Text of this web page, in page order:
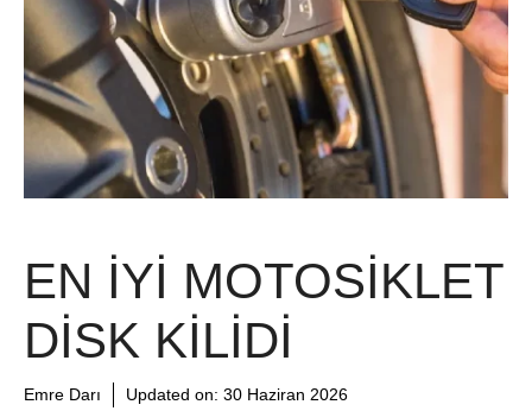
EN İYI MOTOSIKLET
DISK KILIDI
Emre Darı Updated on: 30 Haziran 2026